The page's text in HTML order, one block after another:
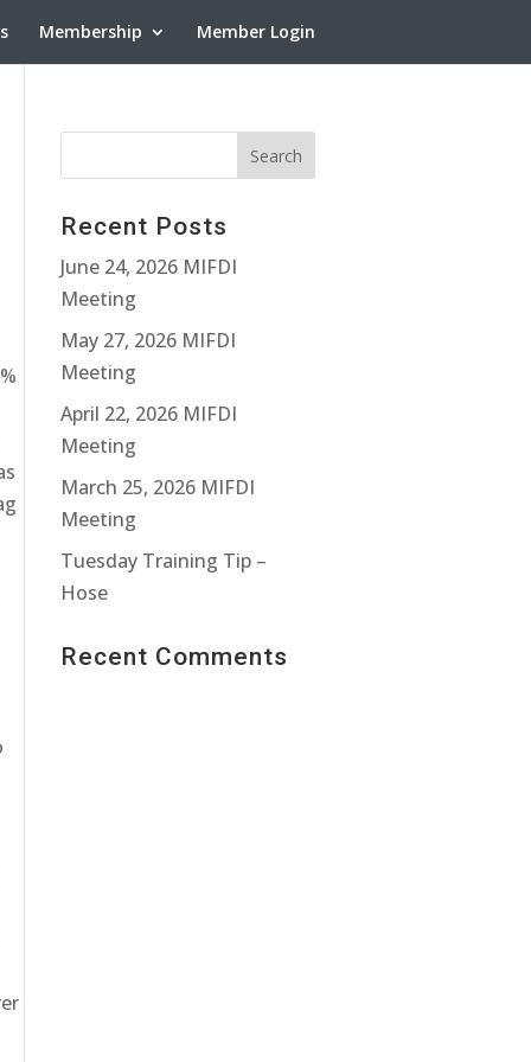
Membership Member Login
Recent Posts
June 24, 2026 MIFDI
Meeting
May 27, 2026 MIFDI
Meeting
April 22, 2026 MIFDI
Meeting
March 25, 2026 MIFDI
Meeting
Tuesday Training Tip –
Hose
Recent Comments